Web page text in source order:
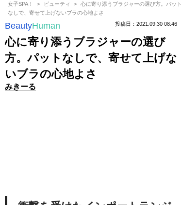
女子SPA！ ビューティ
心に寄り添うブラジャーの選び方。パット
なしで、寄せて上げないブラの心地よさ
BeautyHuman 投稿日：2021.09.30 08:46
心に寄り添うブラジャーの選び
方。パットなしで、寄せて上げな
いブラの心地よさ
みきーる